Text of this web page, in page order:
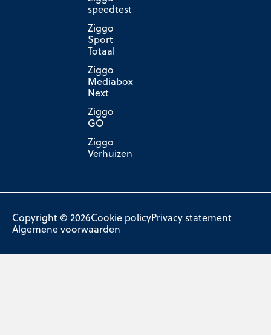
speedtest
Ziggo
Sport
Totaal
Ziggo
Mediabox
Next
Ziggo
GO
Ziggo
Verhuizen
Copyright © 2026Cookie policyPrivacy statement
Algemene voorwaarden